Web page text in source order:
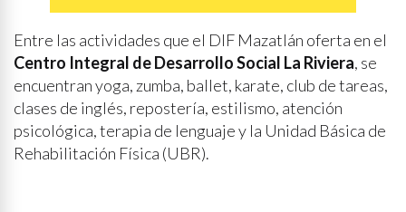
Entre las actividades que el DIF Mazatlán oferta en el
Centro Integral de Desarrollo Social La Riviera, se
encuentran yoga, zumba, ballet, karate, club de tareas,
clases de inglés, repostería, estilismo, atención
psicológica, terapia de lenguaje y la Unidad Básica de
Rehabilitación Física (UBR).